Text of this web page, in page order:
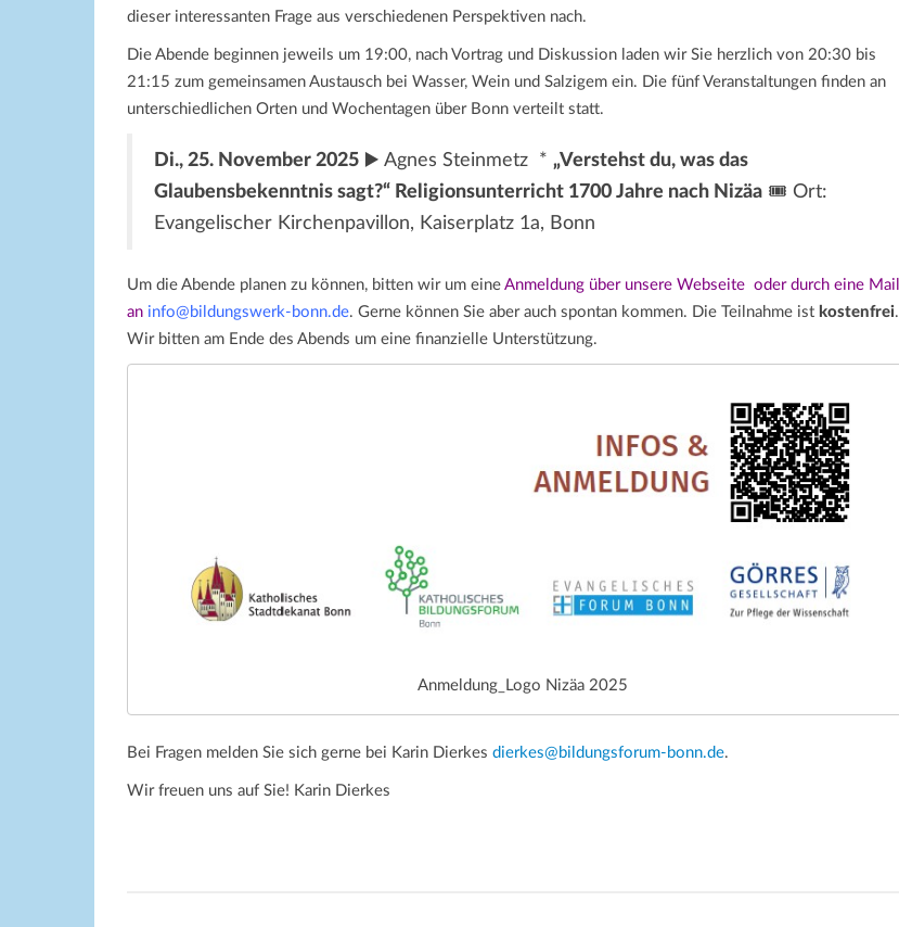
dieser interessanten Frage aus verschiedenen Perspektiven nach.
Die Abende beginnen jeweils um 19:00, nach Vortrag und Diskussion laden wir Sie herzlich von 20:30 bis
21:15 zum gemeinsamen Austausch bei Wasser, Wein und Salzigem ein. Die fünf Veranstaltungen finden an
unterschiedlichen Orten und Wochentagen über Bonn verteilt statt.
Di., 25. November 2025 ▶️ Agnes Steinmetz * „Verstehst du, was das
Glaubensbekenntnis sagt?“ Religionsunterricht 1700 Jahre nach Nizäa 🎟️ Ort:
Evangelischer Kirchenpavillon, Kaiserplatz 1a, Bonn
Um die Abende planen zu können, bitten wir um eine Anmeldung über unsere Webseite oder durch eine Mail
an info@bildungswerk-bonn.de. Gerne können Sie aber auch spontan kommen. Die Teilnahme ist kostenfrei.
Wir bitten am Ende des Abends um eine finanzielle Unterstützung.
Anmeldung_Logo Nizäa 2025
Bei Fragen melden Sie sich gerne bei Karin Dierkes dierkes@bildungsforum-bonn.de.
Wir freuen uns auf Sie! Karin Dierkes